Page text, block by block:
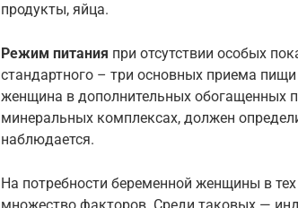
продукты, яйца.
Режим питания при отсутствии особых
стандартного – три основных приема
женщина в дополнительных обогащенных
минеральных комплексах, должен
наблюдается.
На потребности беременной женщины в